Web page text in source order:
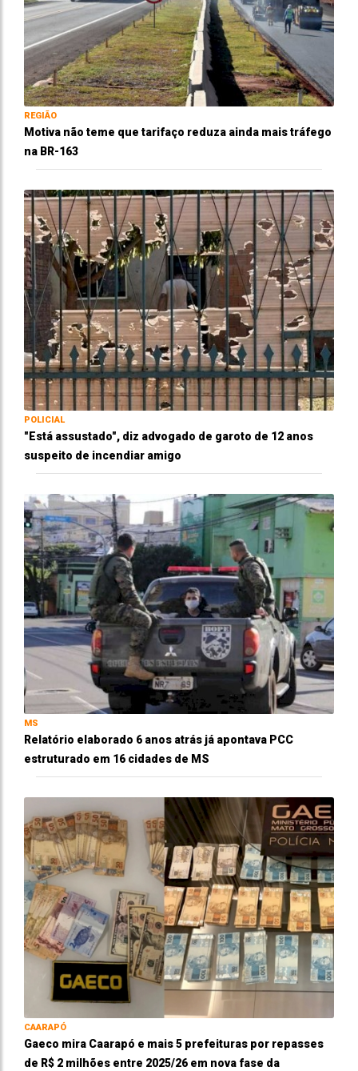
REGIÃO
Motiva não teme que tarifaço reduza ainda mais tráfego
na BR-163
POLICIAL
"Está assustado", diz advogado de garoto de 12 anos
suspeito de incendiar amigo
MS
Relatório elaborado 6 anos atrás já apontava PCC
estruturado em 16 cidades de MS
CAARAPÓ
Gaeco mira Caarapó e mais 5 prefeituras por repasses
de R$ 2 milhões entre 2025/26 em nova fase da